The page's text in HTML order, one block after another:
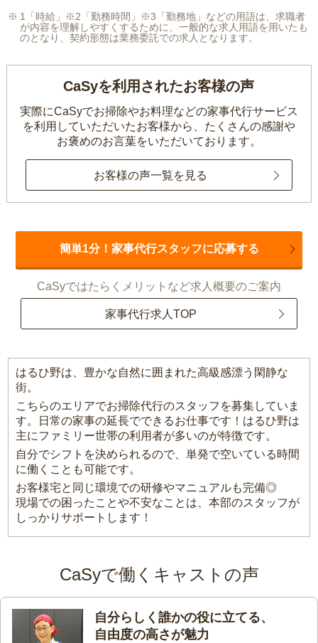
1「時給」※2「勤務時間」※3「勤務地」などの用語は、求職者
が内容を理解しやすくするために、一般的な求人用語を用いたも
のとなり、契約形態は業務委託での求人となります。
CaSyを利用されたお客様の声
実際にCaSyでお掃除やお料理などの家事代行サービス
を利用していただいたお客様から、 たくさんの感謝や
お褒めのお言葉をいただいております。
お客様の声一覧を見る
簡単1分！家事代行スタッフに応募する
CaSyではたらくメリットなど求人概要のご案内
家事代行求人TOP
はるひ野は、豊かな自然に囲まれた高級感漂う閑静な
街。
こちらのエリアでお掃除代行のスタッフを募集していま
す。日常の家事の延長でできるお仕事です！はるひ野は
主にファミリー世帯の利用者が多いのが特徴です。
自分でシフトを決められるので、単発で空いている時間
に働くことも可能です。
お客様宅と同じ環境での研修やマニュアルも完備◎
現場での困ったことや不安なことは、本部のスタッフが
しっかりサポートします！
CaSyで働くキャストの声
自分らしく誰かの役に立てる、
自由度の高さが魅力